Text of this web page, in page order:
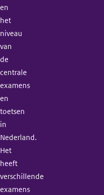
en
het
niveau
van
de
centrale
examens
en
toetsen
in
Nederland.
Het
heeft
verschillende
examens